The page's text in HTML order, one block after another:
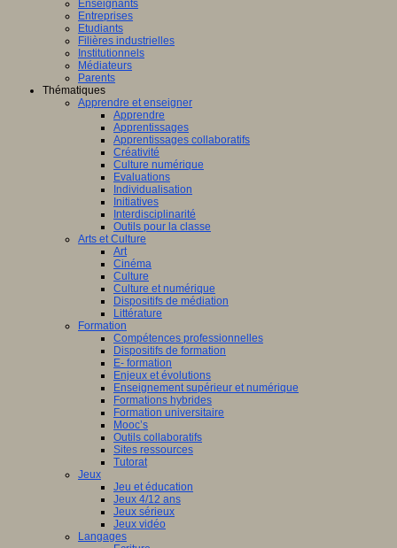
Enseignants
Entreprises
Etudiants
Filières industrielles
Institutionnels
Médiateurs
Parents
Thématiques
Apprendre et enseigner
Apprendre
Apprentissages
Apprentissages collaboratifs
Créativité
Culture numérique
Evaluations
Individualisation
Initiatives
Interdisciplinarité
Outils pour la classe
Arts et Culture
Art
Cinéma
Culture
Culture et numérique
Dispositifs de médiation
Littérature
Formation
Compétences professionnelles
Dispositifs de formation
E- formation
Enjeux et évolutions
Enseignement supérieur et numérique
Formations hybrides
Formation universitaire
Mooc’s
Outils collaboratifs
Sites ressources
Tutorat
Jeux
Jeu et éducation
Jeux 4/12 ans
Jeux sérieux
Jeux vidéo
Langages